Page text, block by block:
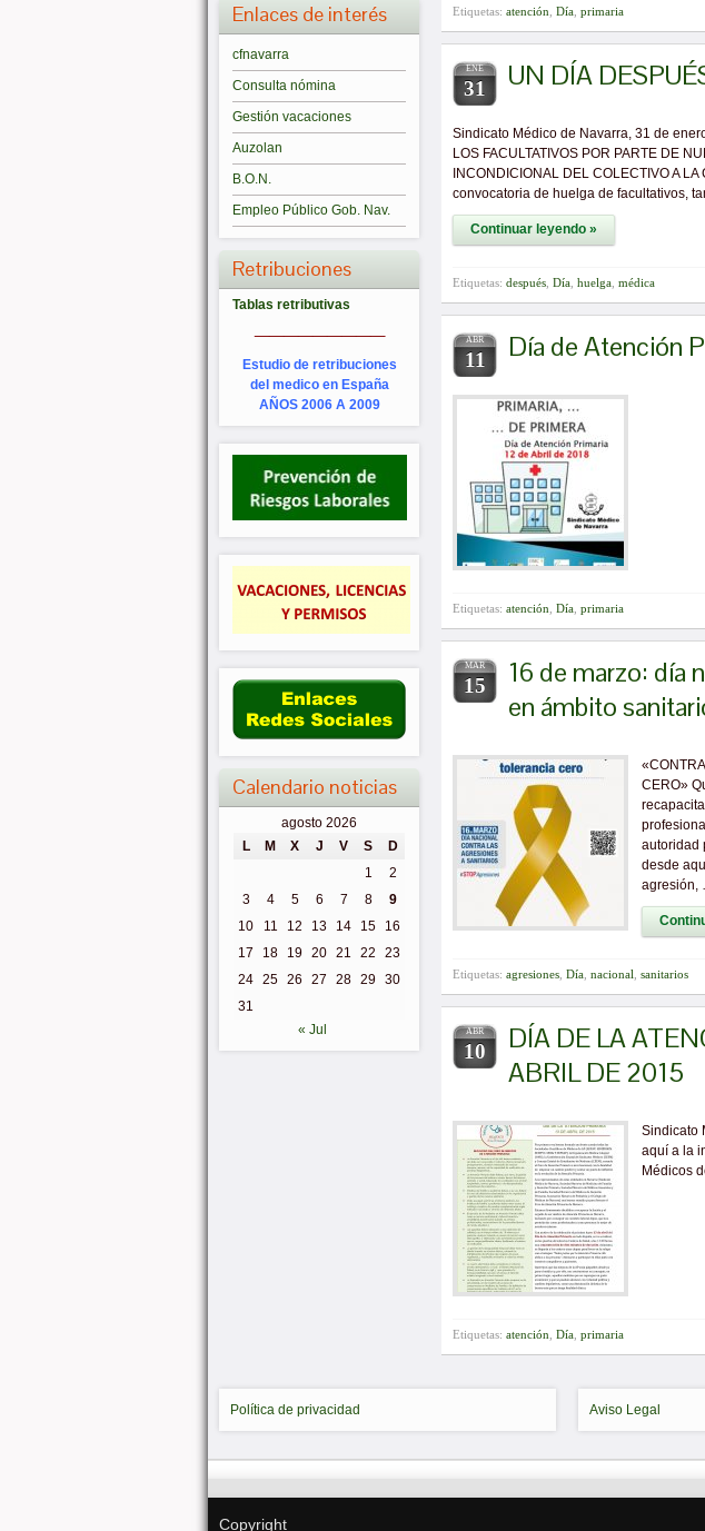
Enlaces de interés
cfnavarra
Consulta nómina
Gestión vacaciones
Auzolan
B.O.N.
Empleo Público Gob. Nav.
Retribuciones
Tablas retributivas
Estudio de retribuciones
del medico en España
AÑOS 2006 A 2009
Calendario noticias
agosto 2026
L
M X J V S
D
1
2
3
4 5 6 7 8
9
10
11 12 13 14 15
16
17
18 19 20 21 22
23
24 25 26 27 28 29 30
31
« Jul
Etiquetas: atención Día primaria
ENE
31 UN DÍA
Sindicato Médico de Navarra, 31 de
LOS FACULTATIVOS POR PARTE DE
INCONDICIONAL DEL COLECTIVO A
convocatoria de huelga de facultativos,
Continuar leyendo »
Etiquetas: después Día huelga médica
ABR
11 Día de Atención
Etiquetas: atención Día primaria
MAR
15
16 de marzo: día
en ámbito
CERO»
autoridad
desde
agresión,
Etiquetas: agresiones Día nacional sanitarios
ABR
10
DÍA DE LA
ABRIL DE 2015
Sindicato
aquí a la
Médicos
Etiquetas: atención Día primaria
Política de privacidad Aviso Legal
Copyright